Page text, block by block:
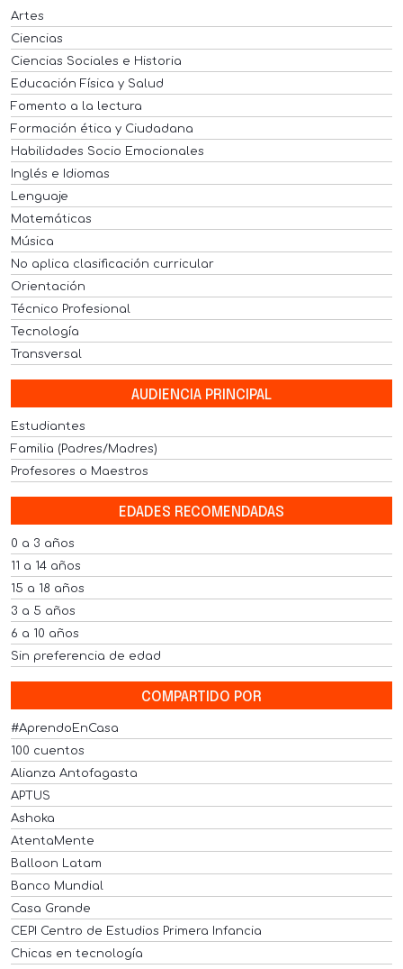
Artes
Ciencias
Ciencias Sociales e Historia
Educación Física y Salud
Fomento a la lectura
Formación ética y Ciudadana
Habilidades Socio Emocionales
Inglés e Idiomas
Lenguaje
Matemáticas
Música
No aplica clasificación curricular
Orientación
Técnico Profesional
Tecnología
Transversal
AUDIENCIA PRINCIPAL
Estudiantes
Familia (Padres/Madres)
Profesores o Maestros
EDADES RECOMENDADAS
0 a 3 años
11 a 14 años
15 a 18 años
3 a 5 años
6 a 10 años
Sin preferencia de edad
COMPARTIDO POR
#AprendoEnCasa
100 cuentos
Alianza Antofagasta
APTUS
Ashoka
AtentaMente
Balloon Latam
Banco Mundial
Casa Grande
CEPI Centro de Estudios Primera Infancia
Chicas en tecnología